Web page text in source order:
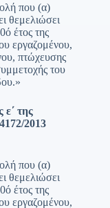
που (α)
θεμελιώσει
έτος της
εργαζομένου,
πτώχευσης
του
ε΄ της
2013
που (α)
θεμελιώσει
έτος της
εργαζομένου,